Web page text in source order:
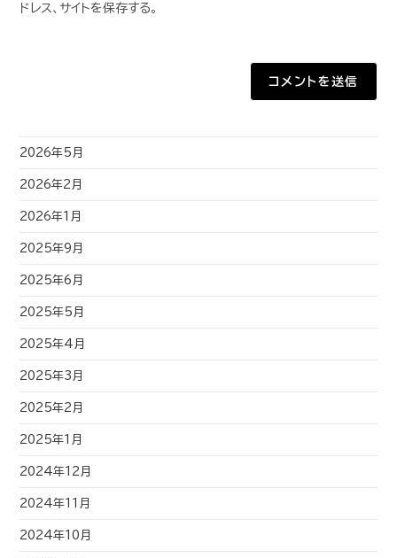
ドレス、サイトを保存する。
2026年5月
2026年2月
2026年1月
2025年9月
2025年6月
2025年5月
2025年4月
2025年3月
2025年2月
2025年1月
2024年12月
2024年11月
2024年10月